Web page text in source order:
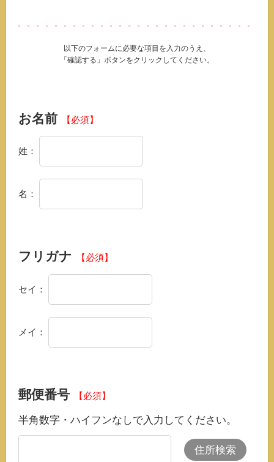
以下のフォームに必要な項目を入力のうえ、
「確認する」ボタンをクリックしてください。
お名前 【必須】
姓：
名：
フリガナ 【必須】
セイ：
メイ：
郵便番号 【必須】
半角数字・ハイフンなしで入力してください。
住所検索